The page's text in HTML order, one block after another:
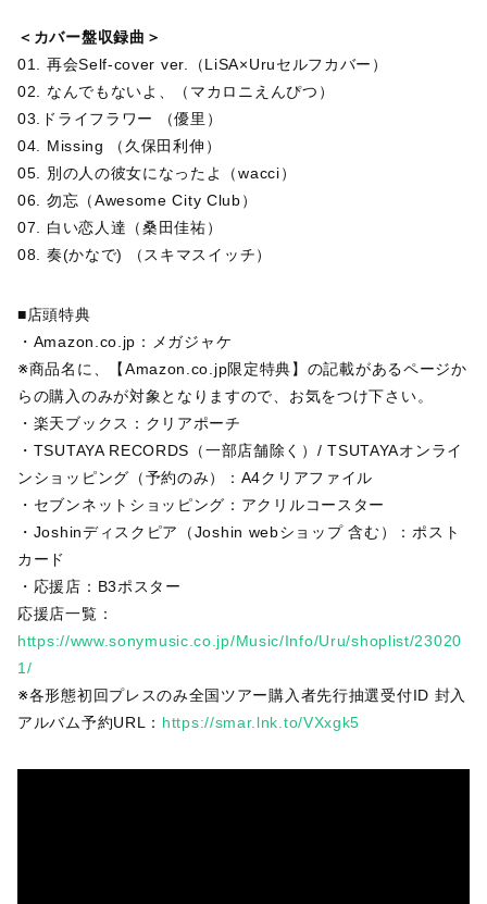
＜カバー盤収録曲＞
01. 再会Self-cover ver.（LiSA×Uruセルフカバー）
02. なんでもないよ、（マカロニえんぴつ）
03.ドライフラワー （優里）
04. Missing （久保⽥利伸）
05. 別の人の彼女になったよ（wacci）
06. 勿忘（Awesome City Club）
07. 白い恋人達（桑田佳祐）
08. 奏(かなで) （スキマスイッチ）
■店頭特典
・Amazon.co.jp：メガジャケ
※商品名に、【Amazon.co.jp限定特典】の記載があるページか
らの購入のみが対象となりますので、お気をつけ下さい。
・楽天ブックス：クリアポーチ
・TSUTAYA RECORDS（一部店舗除く）/ TSUTAYAオンライ
ンショッピング（予約のみ）：A4クリアファイル
・セブンネットショッピング：アクリルコースター
・Joshinディスクピア（Joshin webショップ 含む）：ポスト
カード
・応援店：B3ポスター
応援店一覧：
https://www.sonymusic.co.jp/Music/Info/Uru/shoplist/23020
1/
※各形態初回プレスのみ全国ツアー購入者先行抽選受付ID 封入
アルバム予約URL： https://smar.lnk.to/VXxgk5